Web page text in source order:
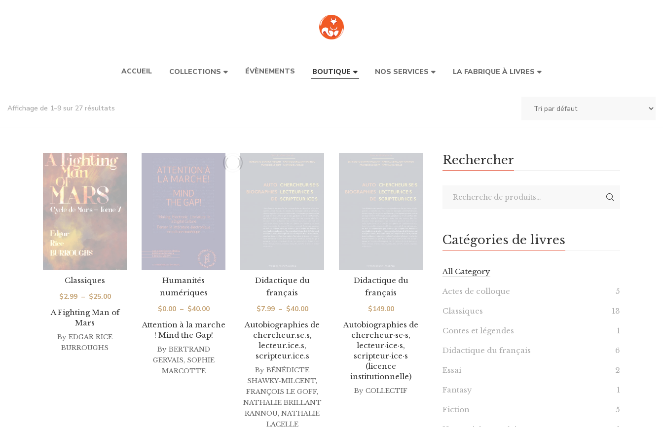
ACCUEIL COLLECTIONS ÉVÈNEMENTS BOUTIQUE NOS SERVICES LA FABRIQUE À LIVRES
Affichage de 1–9 sur 27 résultats
A Fighting Man of
Mars
Classiques
$2.99 – $25.00Plage
de
$2.99
By EDGAR RICE
BURROUGHS
Attention à la marche
! Mind the Gap!
Humanités
numériques
$0.00 – $40.00Plage
de
prix :
$0.00
à
By BERTRAND
GERVAIS, SOPHIE
MARCOTTE
Autobiographies de
chercheur.se.s,
lecteur.ice.s,
scripteur.ice.s
Didactique du
français
$7.99 – $40.00Plage
de
prix :
$40.00
By BÉNÉDICTE
SHAWKY-MILCENT,
FRANÇOIS LE GOFF,
NATHALIE BRILLANT
RANNOU, NATHALIE
LACELLE
Autobiographies de
chercheur·se·s,
lecteur·ice·s,
scripteur·ice·s
(licence
institutionnelle)
Didactique du
français
$149.00
By COLLECTIF
Rechercher
Catégories de livres
All Category
Actes de colloque 5
Classiques 13
Contes et légendes 1
Didactique du français 6
Essai 2
Fantasy 1
Fiction 5